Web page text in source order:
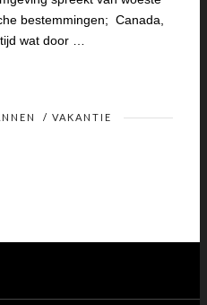
bestemmingen; Canada,
wat door …
/ VAKANTIE